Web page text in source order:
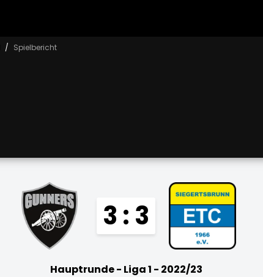
Spielbericht
3 : 3
Hauptrunde - Liga 1 - 2022/23